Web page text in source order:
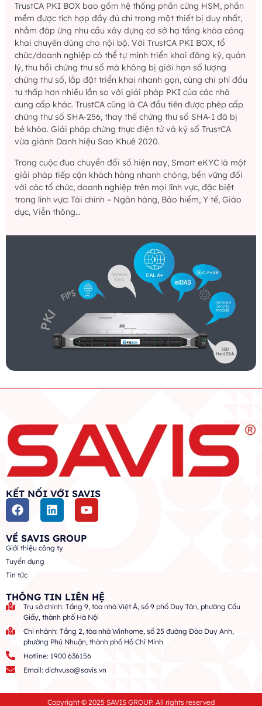
TrustCA PKI BOX bao gồm hệ thống phần cứng HSM, phần
mềm được tích hợp đầy đủ chỉ trong một thiết bị duy nhất,
nhằm đáp ứng nhu cầu xây dựng cơ sở hạ tầng khóa công
khai chuyên dùng cho nội bộ. Với TrustCA PKI BOX, tổ
chức/doanh nghiệp có thể tự mình triển khai đăng ký, quản
lý, thu hồi chứng thư số mà không bị giới hạn số lượng
chứng thư số, lắp đặt triển khai nhanh gọn, cùng chi phí đầu
tư thấp hơn nhiều lần so với giải pháp PKI của các nhà
cung cấp khác. TrustCA cũng là CA đầu tiên được phép cấp
chứng thư số SHA-256, thay thế chứng thư số SHA-1 đã bị
bẻ khóa. Giải pháp chứng thực điện tử và ký số TrustCA
vừa giành Danh hiệu Sao Khuê 2020.
Trong cuộc đua chuyển đổi số hiện nay, Smart eKYC là một
giải pháp tiếp cận khách hàng nhanh chóng, bền vững đối
với các tổ chức, doanh nghiệp trên mọi lĩnh vực, đặc biệt
trong lĩnh vực: Tài chính – Ngân hàng, Bảo hiểm, Y tế, Giáo
dục, Viễn thông…
KẾT NỐI VỚI SAVIS
VỀ SAVIS GROUP
Giới thiệu công ty
Tuyển dụng
Tin tức
THÔNG TIN LIÊN HỆ
Trụ sở chính: Tầng 9, tòa nhà Việt Á, số 9 phố Duy Tân, phường Cầu
Giấy, thành phố Hà Nội
Chi nhánh: Tầng 2, tòa nhà Winhome, số 25 đường Đào Duy Anh,
phường Phú Nhuận, thành phố Hồ Chí Minh
Hotline: 1900 636156
Email: dichvuso@savis.vn
Copyright © 2025 SAVIS GROUP. All rights reserved